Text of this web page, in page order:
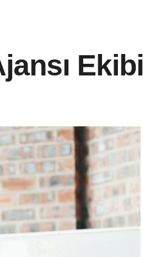
Ekibi